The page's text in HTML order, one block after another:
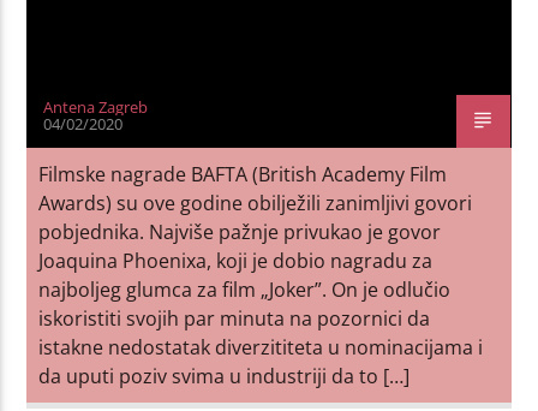
Antena Zagreb
04/02/2020
Filmske nagrade BAFTA (British Academy Film
Awards) su ove godine obilježili zanimljivi govori
pobjednika. Najviše pažnje privukao je govor
Joaquina Phoenixa, koji je dobio nagradu za
najboljeg glumca za film „Joker”. On je odlučio
iskoristiti svojih par minuta na pozornici da
istakne nedostatak diverzititeta u nominacijama i
da uputi poziv svima u industriji da to […]